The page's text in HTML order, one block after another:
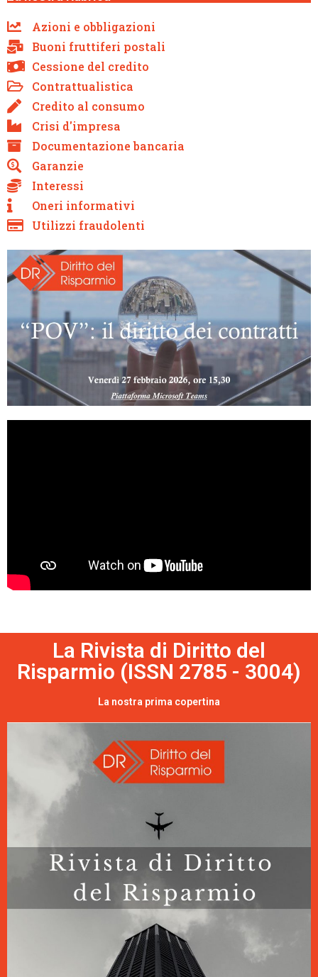
Azioni e obbligazioni
Buoni fruttiferi postali
Cessione del credito
Contrattualistica
Credito al consumo
Crisi d'impresa
Documentazione bancaria
Garanzie
Interessi
Oneri informativi
Utilizzi fraudolenti
La Rivista di Diritto del
Risparmio (ISSN 2785 - 3004)
La nostra prima copertina